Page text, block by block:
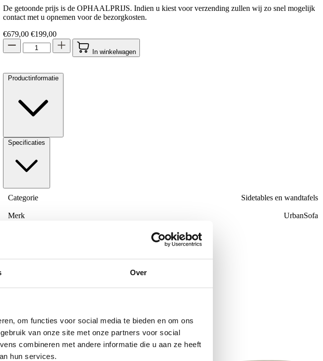
Over
om functies voor social media te bieden en om ons
van onze site met onze partners voor social
combineren met andere informatie die u aan ze heeft
hun services.
De getoonde prijs is de OPHAALPRIJS. Indien u kiest voor verzending zullen wij zo snel mogelijk
contact met u opnemen voor de bezorgkosten.
€679,00 Oorspronkelijke prijs was: €679,00.
€199,00Huidige prijs is: €199,00.
In winkelwagen
Productinformatie
Specificaties
Categorie Sidetables en wandtafels
Merk UrbanSofa
2 jaar CBWgarantieop meubelen